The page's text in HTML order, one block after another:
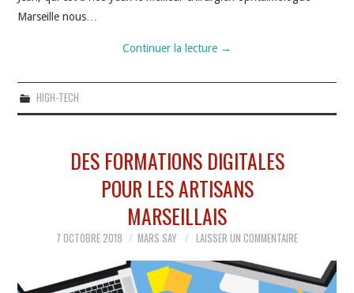
Marseille nous…
Continuer la lecture →
HIGH-TECH
DES FORMATIONS DIGITALES
POUR LES ARTISANS
MARSEILLAIS
7 OCTOBRE 2018 MARS SAY LAISSER UN COMMENTAIRE